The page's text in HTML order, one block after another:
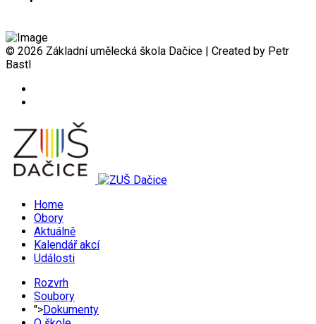
© 2026 Základní umělecká škola Dačice | Created by Petr
Bastl
Home
Obory
Aktuálně
Kalendář akcí
Události
Rozvrh
Soubory
">Dokumenty